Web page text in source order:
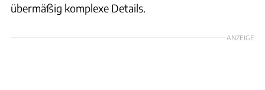
übermäßig komplexe Details.
ANZEIGE